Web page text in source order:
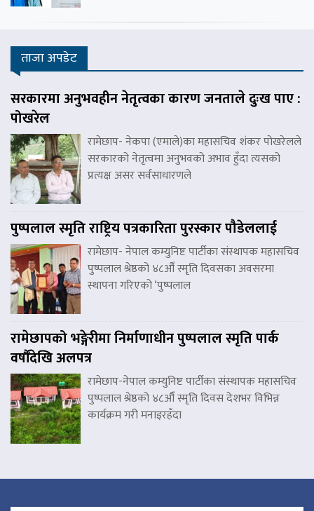
ताजा अपडेट
सरकारमा अनुभवहीन नेतृत्वका कारण जनताले दुःख पाए :
पोखरेल
रामेछाप- नेकपा (एमाले)का महासचिव शंकर पोखरेलले
सरकारको नेतृत्वमा अनुभवको अभाव हुँदा त्यसको
प्रत्यक्ष असर सर्वसाधारणले
पुष्पलाल स्मृति राष्ट्रिय पत्रकारिता पुरस्कार पौडेललाई
रामेछाप- नेपाल कम्युनिष्ट पार्टीका संस्थापक महासचिव
पुष्पलाल श्रेष्ठको ४८औँ स्मृति दिवसका अवसरमा
स्थापना गरिएको ‘पुष्पलाल
रामेछापको भङ्गेरीमा निर्माणाधीन पुष्पलाल स्मृति पार्क
वर्षौंदेखि अलपत्र
रामेछाप-नेपाल कम्युनिष्ट पार्टीका संस्थापक महासचिव
पुष्पलाल श्रेष्ठको ४८औँ स्मृति दिवस देशभर विभिन्न
कार्यक्रम गरी मनाइरहँदा